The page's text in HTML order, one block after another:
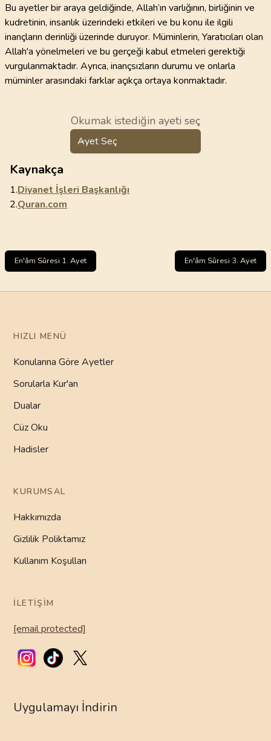
Bu ayetler bir araya geldiğinde, Allah’ın varlığının, birliğinin ve
kudretinin, insanlık üzerindeki etkileri ve bu konu ile ilgili
inançların derinliği üzerinde duruyor. Müminlerin, Yaratıcıları olan
Allah'a yönelmeleri ve bu gerçeği kabul etmeleri gerektiği
vurgulanmaktadır. Ayrıca, inançsızların durumu ve onlarla
müminler arasındaki farklar açıkça ortaya konmaktadır.
Okumak istediğin ayeti seç
Ayet Seç
Kaynakça
1.Diyanet İşleri Başkanlığı
2.Quran.com
En'âm Sûresi 1. Ayet En'âm Sûresi 3. Ayet
HIZLI MENÜ
Konularına Göre Ayetler
Sorularla Kur'an
Dualar
Cüz Oku
Hadisler
KURUMSAL
Hakkımızda
Gizlilik Poliktamız
Kullanım Koşulları
İLETIŞIM
[email protected]
Uygulamayı İndirin